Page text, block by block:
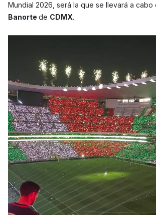
Mundial 2026, será la que se llevará a cabo
Banorte de CDMX.